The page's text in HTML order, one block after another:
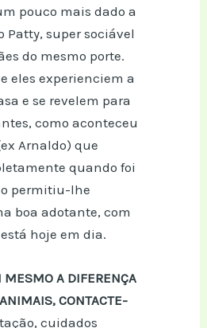
pouco mais dado a
Patty, super sociável
do mesmo porte.
eles experienciem a
e se revelem para
como aconteceu
Arnaldo) que
quando foi
permitiu-lhe
boa adotante, com
hoje em dia.
MESMO A DIFERENÇA
CONTACTE-
cuidados